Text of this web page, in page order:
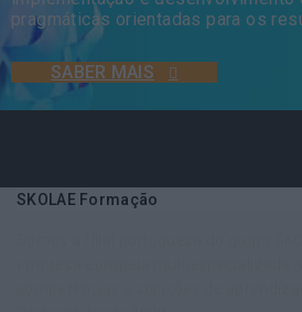
pragmáticas orientadas para os
SABER MAIS
SKOLAE Formação